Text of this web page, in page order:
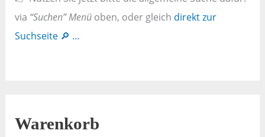
via “Suchen” Menüoben, oder gleich direkt zur
Suchseite 🔎 …
Warenkorb